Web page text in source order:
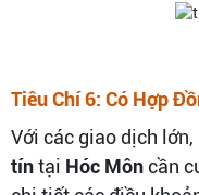
Tiêu Chí 6: Có Hợp
Với các giao dịch
tíntại Hóc Môncần